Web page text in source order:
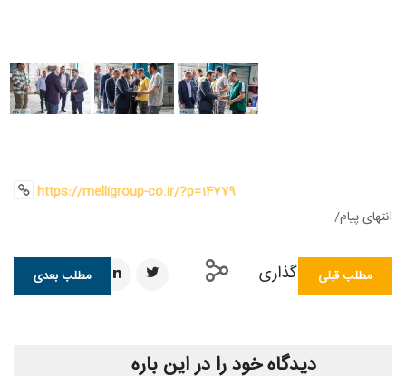
https://melligroup-co.ir/?p=14779
پیام/
اشتراک گذاری
قبلی مطلب بعدی
دیدگاه خود را در این باره